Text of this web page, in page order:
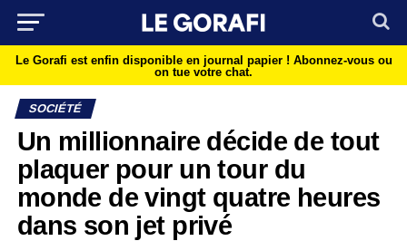
Le Gorafi est enfin disponible en journal papier ! Abonnez-vous ou
on tue votre chat.
SOCIÉTÉ
Un millionnaire décide de tout
plaquer pour un tour du
monde de vingt quatre heures
dans son jet privé